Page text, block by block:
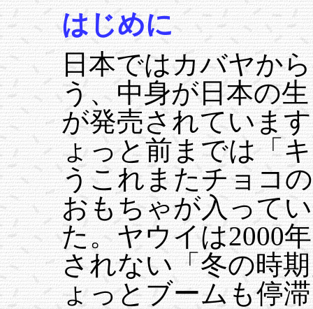
はじめに
日本ではカバヤか
う、中身が日本の
が発売されていま
ょっと前までは「
うこれまたチョコ
おもちゃが入って
た。ヤウイは2000
されない「冬の時
ょっとブームも停